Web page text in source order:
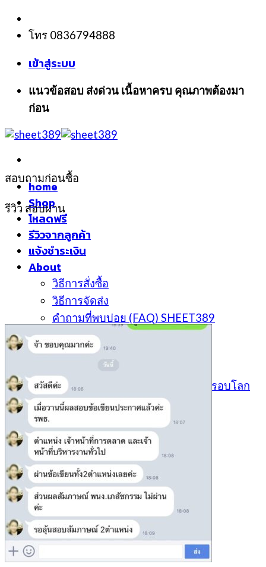
Skip
content
โทร 0836794888
เข้าสู่ระบบ
แนวข้อสอบ ส่งด่วน เนื้อหาครบ คุณภาพต้องมา
ก่อน
home
Shop
โหลดฟรี
รีวิวจากลูกค้า
แจ้งชำระเงิน
About
วิธีการสั่งซื้อ
วิธีการจัดส่ง
คำถามที่พบบ่อย (FAQ) SHEET389
ติดตามสถานะการสั่งซื้อ
ร้านเราใน Shopee
เหตุการณ์ปัจจุบัน ทันข่าว ไทยและรอบโลก
ตะกร้าสินค้า /0฿0
ไม่มีสินค้าในตะกร้า
0
ตะกร้าสินค้า
ไม่มีสินค้าในตะกร้า
สอบถามก่อนซื้อ
รีวิว สอบผ่าน